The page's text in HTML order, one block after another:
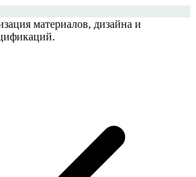
материалов, дизайна и